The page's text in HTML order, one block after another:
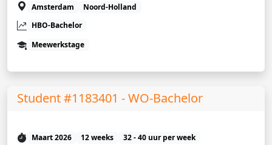
Amsterdam
Noord-Holland
HBO-Bachelor
Meewerkstage
Student #1183401 - WO-Bachelor
Maart 2026 12 weeks
32 - 40 uur per week